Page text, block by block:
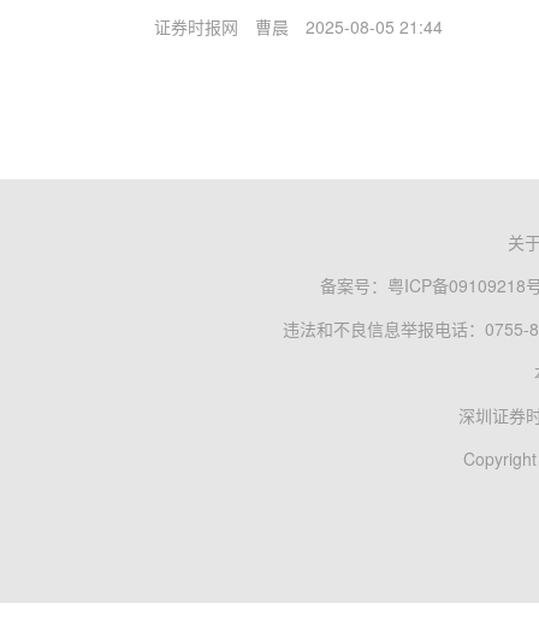
证券时报网 曹晨 2025-08-05 21:44
关
备案号： 粤ICP备09109218
违法和不良信息举报电话：0755-
深圳证券